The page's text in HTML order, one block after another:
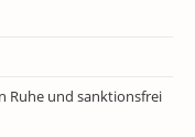
Ruhe und sanktionsfrei